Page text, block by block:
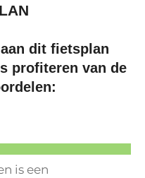
dit fietsplan
profiteren van de
is een